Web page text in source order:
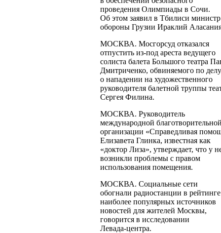
проведения Олимпиады в Сочи.
Об этом заявил в Тбилиси министр
обороны Грузии Ираклий
МОСКВА. Мосгорсуд отказался
отпустить из-под ареста ведущего
солиста балета Большого театра
Дмитриченко, обвиняемого по делу
о нападении на художественного
руководителя балетной труппы
Сергея Филина.
МОСКВА. Руководитель
международной
организации «Справедливая
Елизавета Глинка, известная как
«доктор Лиза», утверждает, что у
возникли проблемы с правом
использования помещения.
МОСКВА. Социальные сети
обогнали радиостанции в рейтинге
наиболее популярных источников
новостей для жителей Москвы,
говорится в исследовании
Левада-центра.